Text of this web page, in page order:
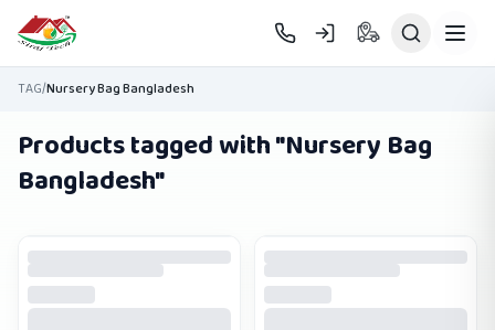
Skip to main content
TAG/Nursery Bag Bangladesh
Products tagged with "Nursery Bag
Bangladesh"